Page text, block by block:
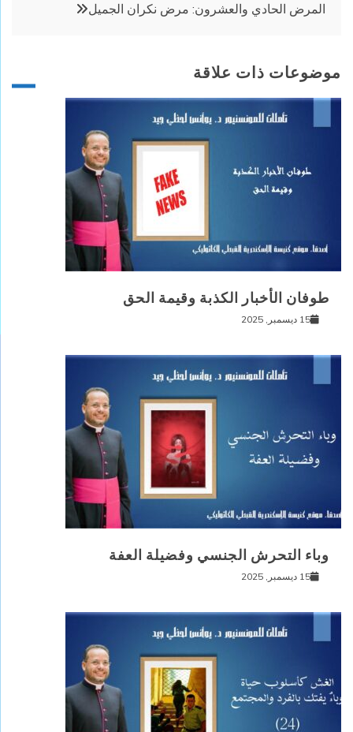
المرض الحادي والعشرون: مرض نكران الجميل
موضوعات ذات علاقة
طوفان الأخبار الكذبة وقيمة الحق
15 ديسمبر, 2025
وباء التحرش الجنسي وفضيلة العفة
15 ديسمبر, 2025